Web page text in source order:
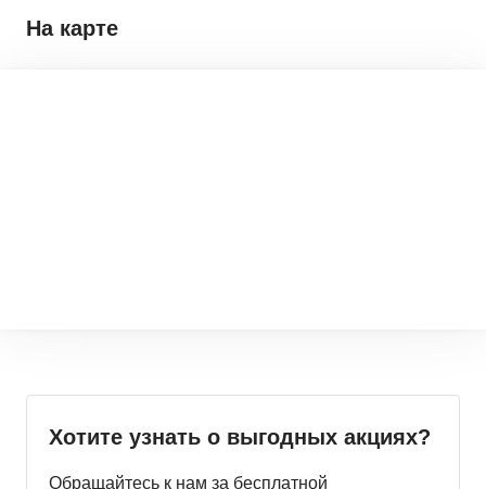
На карте
Хотите узнать о выгодных акциях?
Обращайтесь к нам за бесплатной